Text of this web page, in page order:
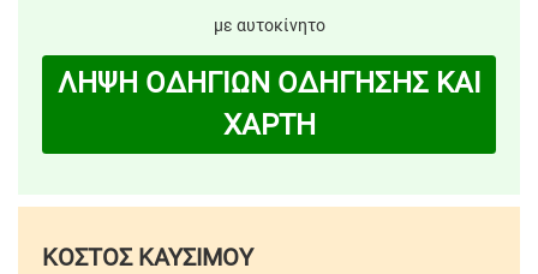
με αυτοκίνητο
ΛΗΨΗ ΟΔΗΓΙΩΝ ΟΔΗΓΗΣΗΣ ΚΑΙ
ΧΑΡΤΗ
ΚΟΣΤΟΣ ΚΑΥΣΙΜΟΥ